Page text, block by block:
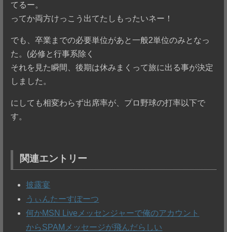
てるー。
ってか両方けっこう出てたしもったいネー！
でも、卒業までの必要単位があと一般2単位のみとなっ
た。(必修と行事系除く
それを見た瞬間、後期は休みまくって旅に出る事が決定
しました。
にしても相変わらず出席率が、プロ野球の打率以下で
す。
関連エントリー
披露宴
うぃんたーすぽーつ
何かMSN Liveメッセンジャーで俺のアカウント
からSPAMメッセージが飛んだらしい